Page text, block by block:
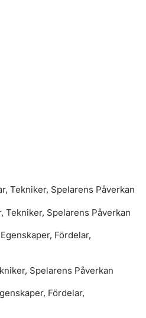
Tekniker, Spelarens Påverkan
Tekniker, Spelarens Påverkan
Fördelar,
Spelarens Påverkan
Fördelar,